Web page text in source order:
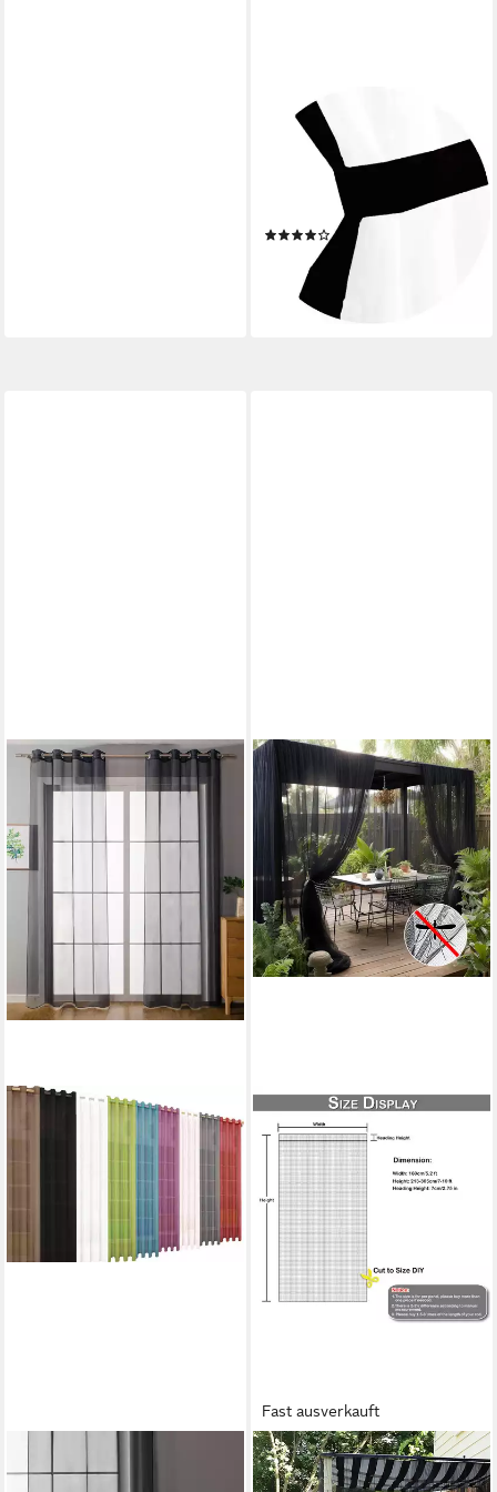
ARSVITA
Vorhang, Stangendurchzug,
transparent, Gardinenset (2
Schlaufenschals, 2 Raffhalter)
140cm x 120cm, Voile
(14)
19,99 €
lieferbar - in 4-5 Werktagen bei dir
Gardine (2 St), Ösen,
Fast ausverkauft
JIBENHOME
Outdoorgardine Outdoor